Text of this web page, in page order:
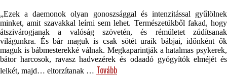
„Ezek a daemonok olyan gonoszsággal és intenzitással gyűlölnek
minket, amit szavakkal leírni sem lehet. Természetükből fakad, hogy
átszivárogjanak a valóság szövetén, és rémületet zúdítsanak
világunkra. És bár maguk is csak sötét uraik bábjai, időnként ők
maguk is bábmesterekké válnak. Megkaparintják a hatalmas psykerek,
bátor harcosok, ravasz hadvezérek és odaadó gyógyítók elméjét és
lelkét, majd… eltorzítanak … Tovább